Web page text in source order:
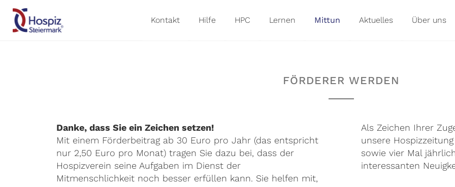
Kontakt Hilfe HPC Lernen Mittun Aktuelles Über uns
FÖRDERER WERDEN
Danke, dass Sie ein Zeichen setzen!
Mit einem Förderbeitrag ab 30 Euro pro Jahr (das entspricht
nur 2,50 Euro pro Monat) tragen Sie dazu bei, dass der
Hospizverein seine Aufgaben im Dienst der
Mitmenschlichkeit noch besser erfüllen kann. Sie helfen mit,
Als Zeichen Ihrer
unsere Hospizzeitung
sowie vier Mal
interessanten